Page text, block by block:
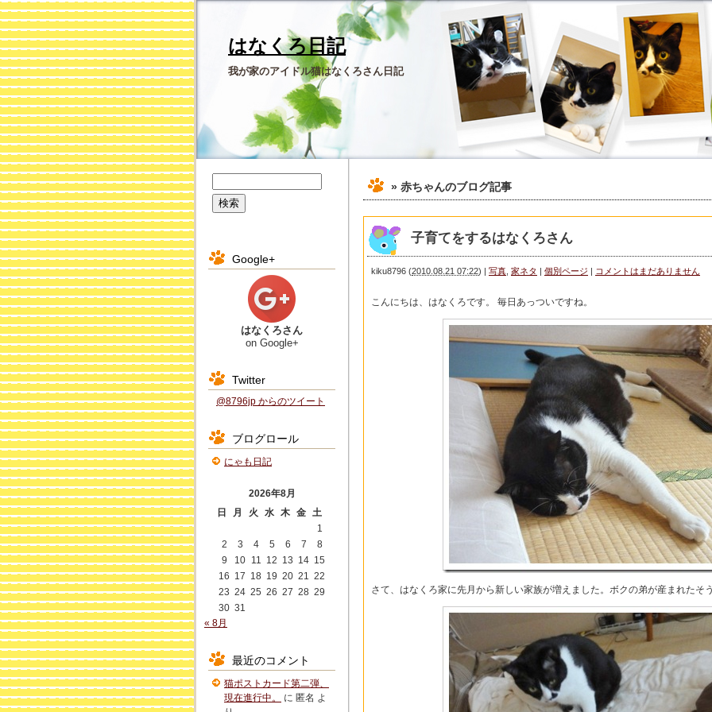
はなくろ日記
我が家のアイドル猫はなくろさん日記
» 赤ちゃんのブログ記事
子育てをするはなくろさん
kiku8796 (2010.08.21 07:22) | 写真 家ネタ | 個別ページ | コメントはまだありません
こんにちは、はなくろです。 毎日あっついですね。
さて、はなくろ家に先月から新しい家族が増えました。ボクの弟が産まれたそ
Google+
はなくろさん
on Google+
Twitter
@8796jp からのツイート
ブログロール
にゃも日記
2026年8月
日
月 火 水 木 金 土
1
2
3 4 5 6 7
8
9
10 11 12 13 14 15
16 17 18 19 20 21 22
23 24 25 26 27 28 29
30 31
« 8月
最近のコメント
猫ポストカード第二弾、
現在進行中。
に 匿名 よ